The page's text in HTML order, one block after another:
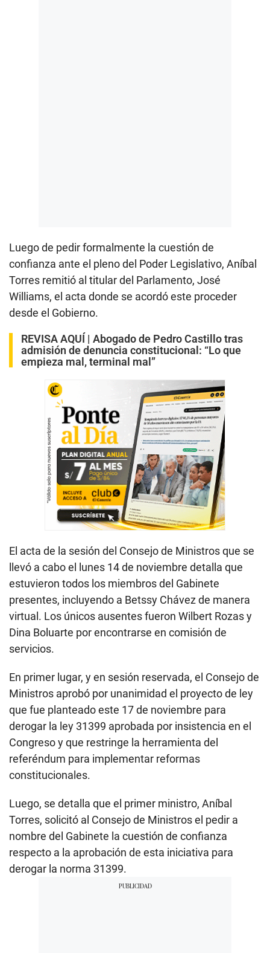
Luego de pedir formalmente la cuestión de
confianza ante el pleno del Poder Legislativo, Aníbal
Torres remitió al titular del Parlamento, José
Williams, el acta donde se acordó este proceder
desde el Gobierno.
REVISA AQUÍ | Abogado de Pedro Castillo tras
admisión de denuncia constitucional: “Lo que
empieza mal, terminal mal”
El acta de la sesión del Consejo de Ministros que se
llevó a cabo el lunes 14 de noviembre detalla que
estuvieron todos los miembros del Gabinete
presentes, incluyendo a Betssy Chávez de manera
virtual. Los únicos ausentes fueron Wilbert Rozas y
Dina Boluarte por encontrarse en comisión de
servicios.
En primer lugar, y en sesión reservada, el Consejo de
Ministros aprobó por unanimidad el proyecto de ley
que fue planteado este 17 de noviembre para
derogar la ley 31399 aprobada por insistencia en el
Congreso y que restringe la herramienta del
referéndum para implementar reformas
constitucionales.
Luego, se detalla que el primer ministro, Aníbal
Torres, solicitó al Consejo de Ministros el pedir a
nombre del Gabinete la cuestión de confianza
respecto a la aprobación de esta iniciativa para
derogar la norma 31399.